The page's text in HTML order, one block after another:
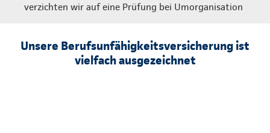
verzichten wir auf eine Prüfung bei Umorganisation
Unsere Berufsunfähigkeitsversicherung ist
vielfach ausgezeichnet